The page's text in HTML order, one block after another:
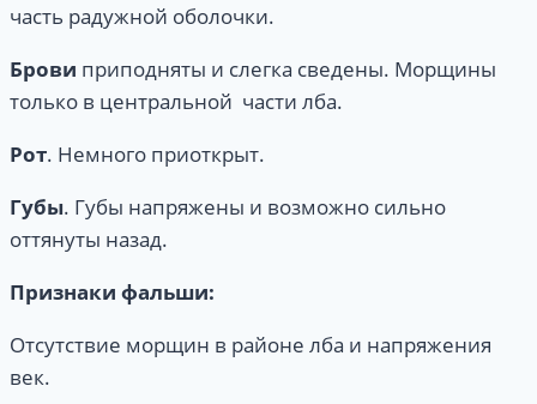
часть радужной оболочки.
Брови приподняты и слегка сведены. Морщины
только в центральной части лба.
Рот. Немного приоткрыт.
Губы. Губы напряжены и возможно сильно
оттянуты назад.
Признаки фальши:
Отсутствие морщин в районе лба и напряжения
век.